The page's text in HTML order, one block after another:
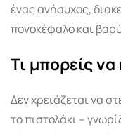
ένας ανήσυχος,
πονοκέφαλο και
Τι μπορείς
Δεν χρειάζεται να
το πιστολάκι –